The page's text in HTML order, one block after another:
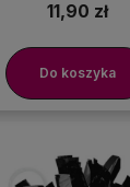
11,90 zł
Do koszyka